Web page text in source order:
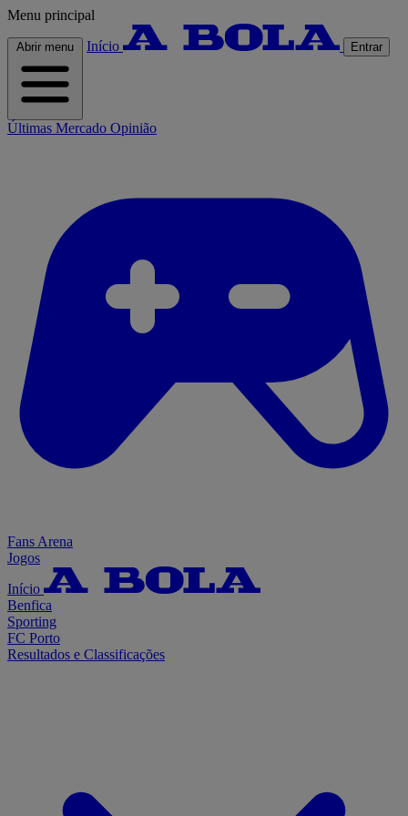
Menu principal
Abrir menu Início Entrar
Últimas Mercado Opinião
Fans Arena
Jogos
Início
Benfica
Sporting
FC Porto
Resultados e Classificações